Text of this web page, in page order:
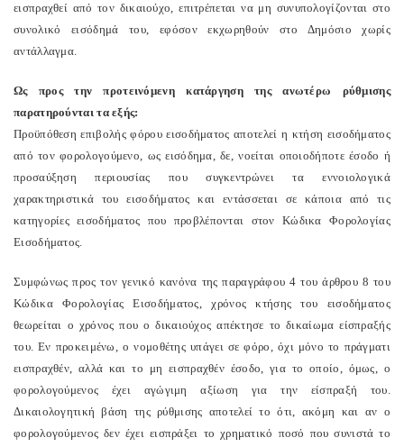
εισπραχθεί από τον δικαιούχο, επιτρέπεται να μη συνυπολογίζονται στο
συνολικό εισόδημά του, εφόσον εκχωρηθούν στο Δημόσιο χωρίς
αντάλλαγμα.
Ως προς την προτεινόμενη κατάργηση της ανωτέρω ρύθμισης
παρατηρούνται τα εξής:
Προϋπόθεση επιβολής φόρου εισοδήματος αποτελεί η κτήση εισοδήματος
από τον φορολογούμενο, ως εισόδημα, δε, νοείται οποιοδήποτε έσοδο ή
προσαύξηση περιουσίας που συγκεντρώνει τα εννοιολογικά
χαρακτηριστικά του εισοδήματος και εντάσσεται σε κάποια από τις
κατηγορίες εισοδήματος που προβλέπονται στον Κώδικα Φορολογίας
Εισοδήματος.
Συμφώνως προς τον γενικό κανόνα της παραγράφου 4 του άρθρου 8 του
Κώδικα Φορολογίας Εισοδήματος, χρόνος κτήσης του εισοδήματος
θεωρείται ο χρόνος που ο δικαιούχος απέκτησε το δικαίωμα είσπραξής
του. Εν προκειμένω, ο νομοθέτης υπάγει σε φόρο, όχι μόνο το πράγματι
εισπραχθέν, αλλά και το μη εισπραχθέν έσοδο, για το οποίο, όμως, ο
φορολογούμενος έχει αγώγιμη αξίωση για την είσπραξή του.
Δικαιολογητική βάση της ρύθμισης αποτελεί το ότι, ακόμη και αν ο
φορολογούμενος δεν έχει εισπράξει το χρηματικό ποσό που συνιστά το